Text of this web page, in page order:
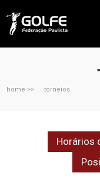
home >> torneios
Horários